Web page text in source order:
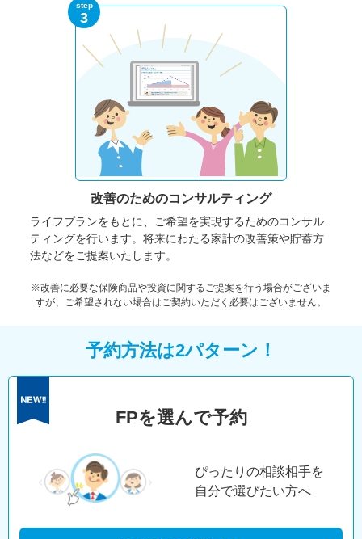
step
3
改善のためのコンサルティング
ライフプランをもとに、ご希望を実現するためのコンサル
ティングを行います。将来にわたる家計の改善策や貯蓄方
法などをご提案いたします。
※改善に必要な保険商品や投資に関するご提案を行う場合がございま
すが、ご希望されない場合はご契約いただく必要はございません。
予約方法は2パターン！
FPを選んで予約
ぴったりの相談相手を
自分で選びたい方へ